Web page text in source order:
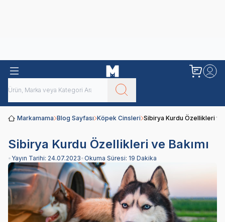
Markamama Blog Sayfası Köpek Cinsleri Sibirya Kurdu Özellikleri ve
Sibirya Kurdu Özellikleri ve Bakımı
• Yayın Tarihi: 24.07.2023•Okuma Süresi: 19 Dakika